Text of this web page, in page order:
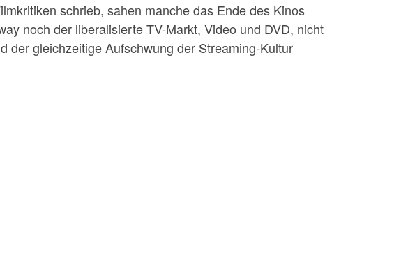
schrieb, sahen manche das Ende des Kinos
noch der liberalisierte TV-Markt, Video und DVD, nicht
der gleichzeitige Aufschwung der Streaming-Kultur